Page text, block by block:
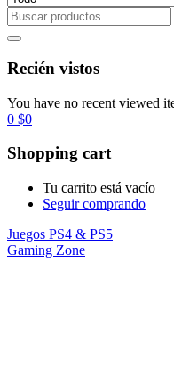
Recién vistos
You have no recent viewed
0 $0
Shopping cart
Tu carrito está vacío
Seguir comprando
Juegos PS4 & PS5
Gaming Zone